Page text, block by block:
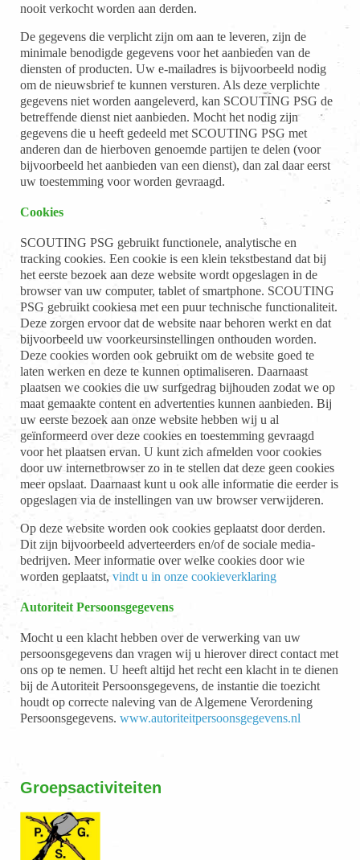
nooit verkocht worden aan derden.
De gegevens die verplicht zijn om aan te leveren, zijn de
minimale benodigde gegevens voor het aanbieden van de
diensten of producten. Uw e-mailadres is bijvoorbeeld nodig
om de nieuwsbrief te kunnen versturen. Als deze verplichte
gegevens niet worden aangeleverd, kan SCOUTING PSG de
betreffende dienst niet aanbieden. Mocht het nodig zijn
gegevens die u heeft gedeeld met SCOUTING PSG met
anderen dan de hierboven genoemde partijen te delen (voor
bijvoorbeeld het aanbieden van een dienst), dan zal daar eerst
uw toestemming voor worden gevraagd.
Cookies
SCOUTING PSG gebruikt functionele, analytische en
tracking cookies. Een cookie is een klein tekstbestand dat bij
het eerste bezoek aan deze website wordt opgeslagen in de
browser van uw computer, tablet of smartphone. SCOUTING
PSG gebruikt cookiesa met een puur technische functionaliteit.
Deze zorgen ervoor dat de website naar behoren werkt en dat
bijvoorbeeld uw voorkeursinstellingen onthouden worden.
Deze cookies worden ook gebruikt om de website goed te
laten werken en deze te kunnen optimaliseren. Daarnaast
plaatsen we cookies die uw surfgedrag bijhouden zodat we op
maat gemaakte content en advertenties kunnen aanbieden. Bij
uw eerste bezoek aan onze website hebben wij u al
geïnformeerd over deze cookies en toestemming gevraagd
voor het plaatsen ervan. U kunt zich afmelden voor cookies
door uw internetbrowser zo in te stellen dat deze geen cookies
meer opslaat. Daarnaast kunt u ook alle informatie die eerder is
opgeslagen via de instellingen van uw browser verwijderen.
Op deze website worden ook cookies geplaatst door derden.
Dit zijn bijvoorbeeld adverteerders en/of de sociale media-
bedrijven. Meer informatie over welke cookies door wie
worden geplaatst, vindt u in onze cookieverklaring
Autoriteit Persoonsgegevens
Mocht u een klacht hebben over de verwerking van uw
persoonsgegevens dan vragen wij u hierover direct contact met
ons op te nemen. U heeft altijd het recht een klacht in te dienen
bij de Autoriteit Persoonsgegevens, de instantie die toezicht
houdt op correcte naleving van de Algemene Verordening
Persoonsgegevens. www.autoriteitpersoonsgegevens.nl
Groepsactiviteiten